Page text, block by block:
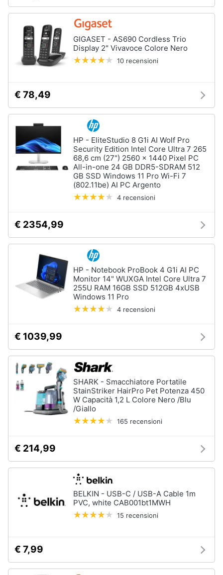
GIGASET - AS690 Cordless Trio
Display 2" Vivavoce Colore Nero
10 recensioni
€ 78,49
HP - EliteStudio 8 G1i AI Wolf Pro
Security Edition Intel Core Ultra 7 265
68,6 cm (27") 2560 x 1440 Pixel PC
All-in-one 24 GB DDR5-SDRAM 512
GB SSD Windows 11 Pro Wi-Fi 7
(802.11be) AI PC Argento
4 recensioni
€ 2354,99
HP - Notebook ProBook 4 G1i AI PC
Monitor 14" WUXGA Intel Core Ultra 7
255U RAM 16GB SSD 512GB 4xUSB
Windows 11 Pro
4 recensioni
€ 1039,99
SHARK - Smacchiatore Portatile
StainStriker HairPro Pet Potenza 450
W Capacità 1,2 L Colore Nero /Blu
/Giallo
165 recensioni
€ 214,99
BELKIN - USB-C / USB-A Cable 1m
PVC, white CAB001bt1MWH
15 recensioni
€ 7,99